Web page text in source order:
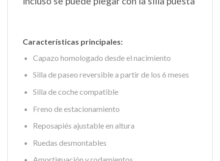
Características principales:
Capazo homologado desde el nacimiento
Silla de paseo reversible a partir de los 6 meses
Silla de coche compatible
Freno de estacionamiento
Reposapiés ajustable en altura
Ruedas desmontables